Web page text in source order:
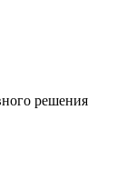
решения